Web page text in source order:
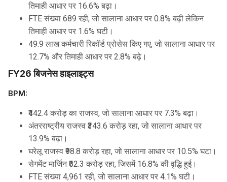
तिमाही आधार पर 16.6% बढ़ा।
FTE संख्या 689 रही, जो सालाना आधार पर 0.8% बढ़ी लेकिन
तिमाही आधार पर 1.6% घटी।
49.9 लाख कर्मचारी रिकॉर्ड प्रोसेस किए गए, जो सालाना आधार पर
12.7% और तिमाही आधार पर 2.8% बढ़े।
FY26 बिजनेस हाइलाइट्स
BPM:
₹442.4 करोड़ का राजस्व, जो सालाना आधार पर 7.3% बढ़ा।
अंतरराष्ट्रीय राजस्व ₹343.6 करोड़ रहा, जो सालाना आधार पर
13.9% बढ़ा।
घरेलू राजस्व ₹98.8 करोड़ रहा, जो सालाना आधार पर 10.5% घटा।
सेगमेंट मार्जिन ₹62.3 करोड़ रहा, जिसमें 16.8% की वृद्धि हुई।
FTE संख्या 4,961 रही, जो सालाना आधार पर 4.1% घटी।